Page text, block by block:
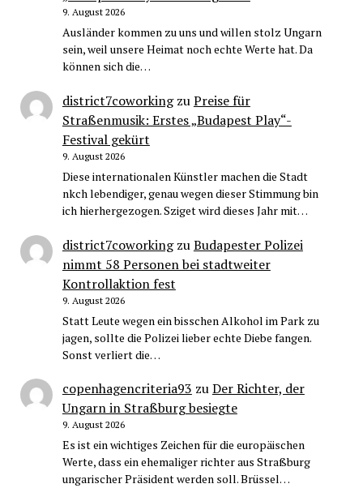
9. August 2026
Ausländer kommen zu uns und willen stolz Ungarn
sein, weil unsere Heimat noch echte Werte hat. Da
können sich die…
district7coworkingzuPreise für
Straßenmusik: Erstes „Budapest Play“-
Festival gekürt
9. August 2026
Diese internationalen Künstler machen die Stadt
nkch lebendiger, genau wegen dieser Stimmung bin
ich hierhergezogen. Sziget wird dieses Jahr mit…
district7coworkingzuBudapester Polizei
nimmt 58 Personen bei stadtweiter
Kontrollaktion fest
9. August 2026
Statt Leute wegen ein bisschen Alkohol im Park zu
jagen, sollte die Polizei lieber echte Diebe fangen.
Sonst verliert die…
copenhagencriteria93 zuDer Richter, der
Ungarn in Straßburg besiegte
9. August 2026
Es ist ein wichtiges Zeichen für die europäischen
Werte, dass ein ehemaliger richter aus Straßburg
ungarischer Präsident werden soll. Brüssel…